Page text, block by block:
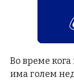
Во време
има голем